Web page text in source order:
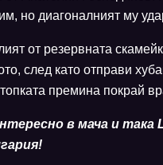
но диагоналният му
от резервната
след като отправи
премина покрай
в мача и